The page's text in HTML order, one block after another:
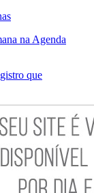
na Agenda
que